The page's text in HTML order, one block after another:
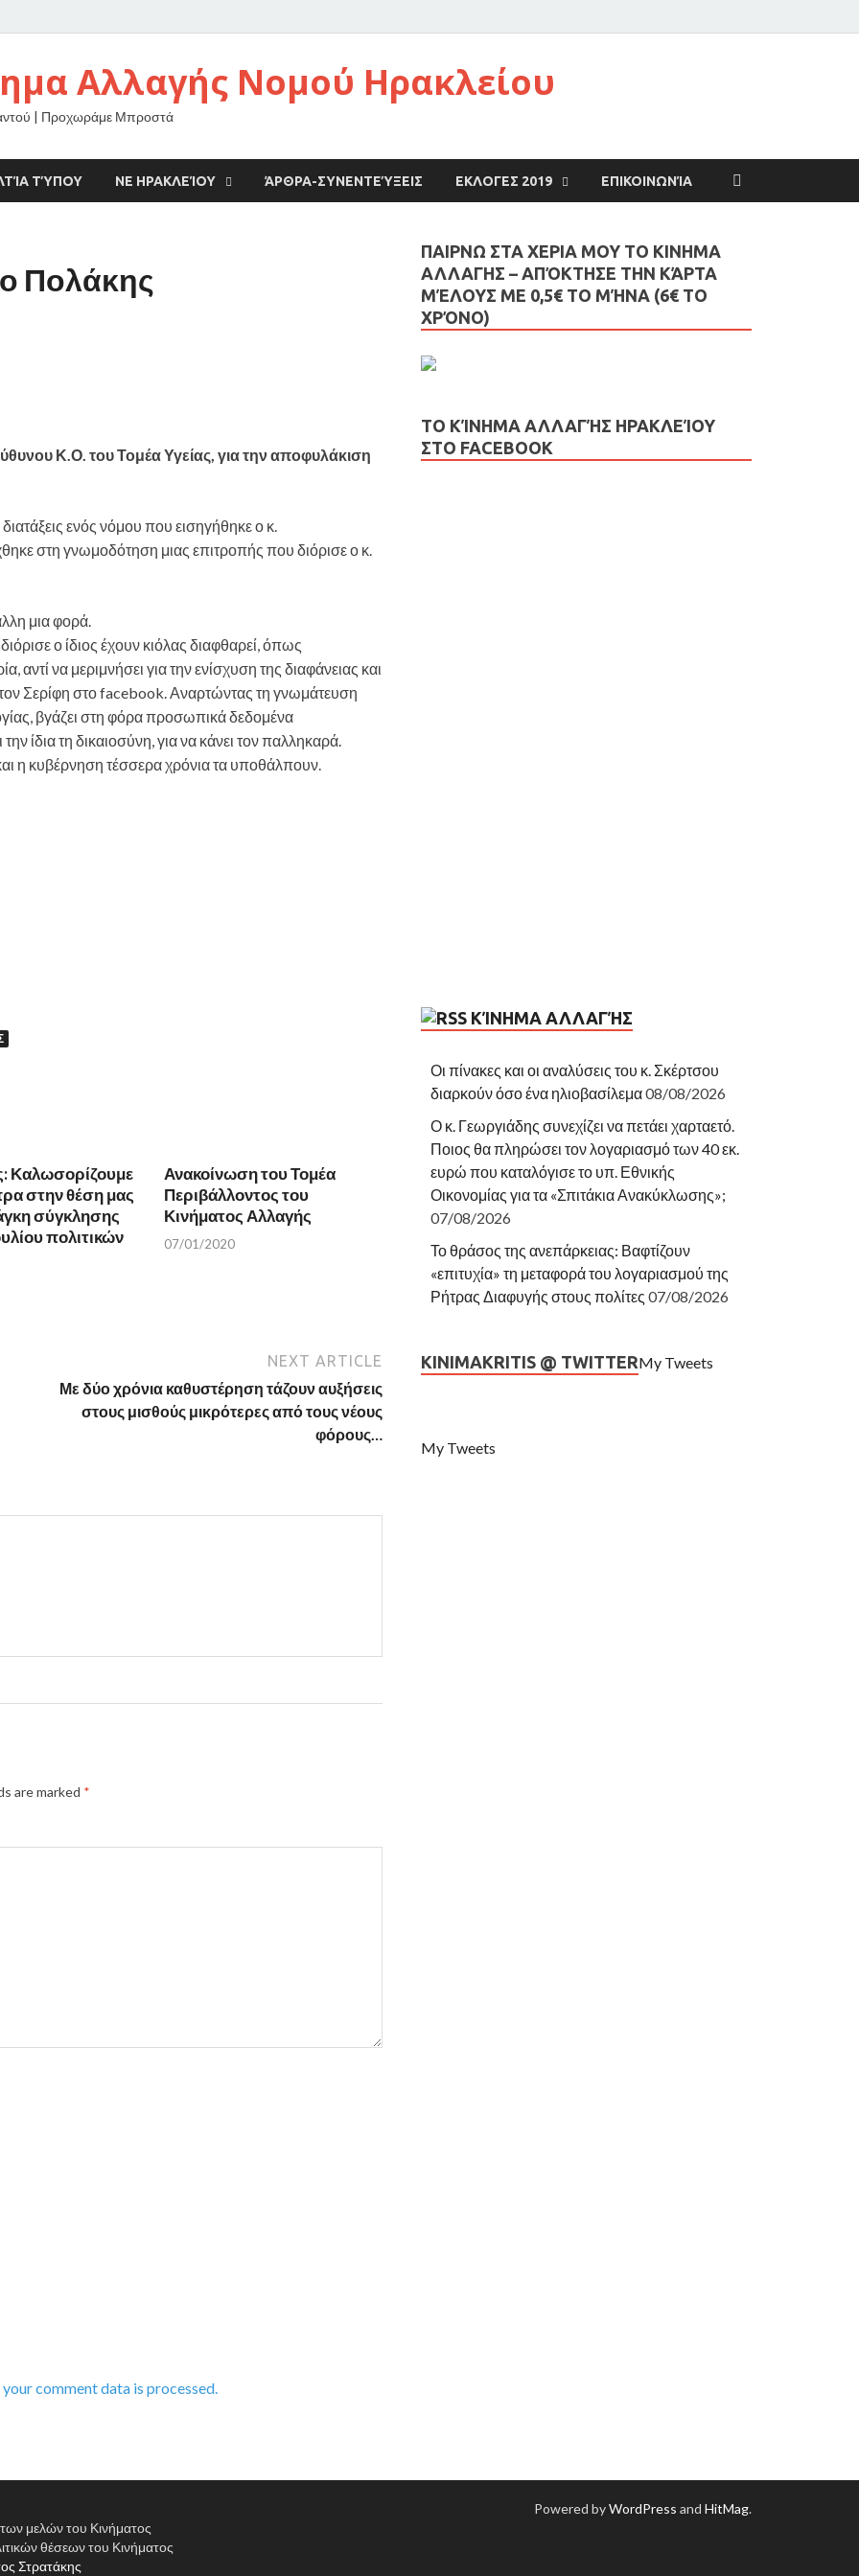
Αλλαγής Νομού Ηρακλείου
| Προχωράμε Μπροστά
ΤΎΠΟΥ ΝΕ ΗΡΑΚΛΕΊΟΥ ΆΡΘΡΑ-ΣΥΝΕΝΤΕΎΞΕΙΣ ΕΚΛΟΓΕΣ 2019 ΕΠΙΚΟΙΝΩΝΊΑ
Πολάκης
Κ.Ο. του Τομέα Υγείας, για την αποφυλάκιση
ενός νόμου που εισηγήθηκε ο κ.
στη γνωμοδότηση μιας επιτροπής που διόρισε ο κ.
μια φορά.
ο ίδιος έχουν κιόλας διαφθαρεί, όπως
αντί να μεριμνήσει για την ενίσχυση της διαφάνειας και
Σερίφη στο facebook. Αναρτώντας τη γνωμάτευση
βγάζει στη φόρα προσωπικά δεδομένα
ίδια τη δικαιοσύνη, για να κάνει τον παλληκαρά.
η κυβέρνηση τέσσερα χρόνια τα υποθάλπουν.
Καλωσορίζουμε
στην θέση μας
σύγκλησης
πολιτικών
Ανακοίνωση του Τομέα
Περιβάλλοντος του
Κινήματος Αλλαγής
07/01/2020
NEXT ARTICLE
Με δύο χρόνια καθυστέρηση τάζουν αυξήσεις
στους μισθούς μικρότερες από τους νέους
φόρους…
are marked *
your comment data is processed.
ΠΑΙΡΝΩ ΣΤΑ ΧΕΡΙΑ ΜΟΥ ΤΟ ΚΙΝΗΜΑ
ΑΛΛΑΓΗΣ – AΠΌΚΤΗΣΕ ΤΗΝ ΚΆΡΤΑ
ΜΈΛΟΥΣ ΜΕ 0,5€ ΤΟ ΜΉΝΑ (6€ ΤΟ
ΧΡΌΝΟ)
ΤΟ ΚΊΝΗΜΑ ΑΛΛΑΓΉΣ ΗΡΑΚΛΕΊΟΥ
ΣΤΟ FACEBOOK
ΚΊΝΗΜΑ ΑΛΛΑΓΉΣ
Οι πίνακες και οι αναλύσεις του κ. Σκέρτσου
διαρκούν όσο ένα ηλιοβασίλεμα08/08/2026
Ο κ. Γεωργιάδης συνεχίζει να πετάει χαρταετό.
Ποιος θα πληρώσει τον λογαριασμό των 40 εκ.
ευρώ που καταλόγισε το υπ. Εθνικής
Οικονομίας για τα «Σπιτάκια Ανακύκλωσης»;
07/08/2026
Το θράσος της ανεπάρκειας: Βαφτίζουν
«επιτυχία» τη μεταφορά του λογαριασμού της
Ρήτρας Διαφυγής στους πολίτες 07/08/2026
KINIMAKRITIS @ TWITTERMy Tweets
My Tweets
μελών του Κινήματος
θέσεων του Κινήματος
Στρατάκης
Powered byWordPress and HitMag.